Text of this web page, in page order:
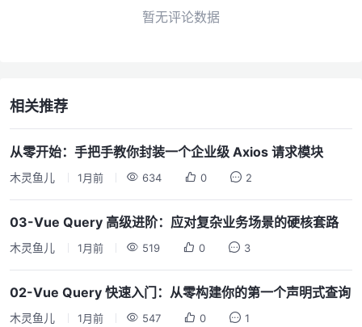
暂无评论数据
相关推荐
从零开始：手把手教你封装一个企业级 Axios 请求模块
木灵鱼儿 1月前 634 0 2
03-Vue Query 高级进阶：应对复杂业务场景的硬核套路
木灵鱼儿 1月前 519 0 3
02-Vue Query 快速入门：从零构建你的第一个声明式查询
木灵鱼儿 1月前 547 0 1